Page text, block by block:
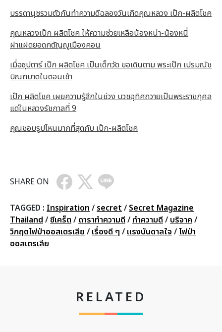
บรรดานุชรวมตัวกันทำความดีฉลองวันเกิดคุณหลวง เป๊ก-ผลิตโชค
คุณหลวงเป๊ก ผลิตโชค ให้ความช่วยเหลือน้องหน่า-น้องหนี่
ฝาแฝดยอดกตัญญูเมืองคอน
เมื่อซุปตาร์ เป๊ก ผลิตโชค เป็นเด็กวัด ขอเดินตาม พระเป๊ก เปรมณัช
บิณฑบาตในตอนเช้า
เป๊ก ผลิตโชค เผยความรู้สึกในช่วง บวชอุทิศถวายเป็นพระราชกุศล
แด่ในหลวงรัชกาลที่ 9
คุณชอบรูปไหนมากที่สุดกับ เป๊ก-ผลิตโชค
SHARE ON
TAGGED : Inspiration / secret / Secret Magazine
Thailand /ซีเคร็ต / ดาราทำความดี / ทำความดี / บริจาค /
วิกฤตไฟป่าออสเตรเลีย / เรื่องดี ๆ / แรงบันดาลใจ /ไฟป่า
ออสเตรเลีย
RELATED